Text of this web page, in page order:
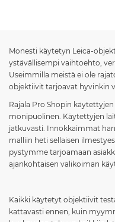
Monesti käytetyn Leica-
ystävällisempi vaihtoehto,
Useimmilla meistä ei ole
objektiivit tarjoavat hyvinkin
Rajala Pro Shopin
monipuolinen. Käytettyjen
jatkuvasti. Innokkaimmat
malliin heti sellaisen
pystymme tarjoamaan
ajankohtaisen valikoiman
Kaikki käytetyt objektiivit
kattavasti ennen, kuin